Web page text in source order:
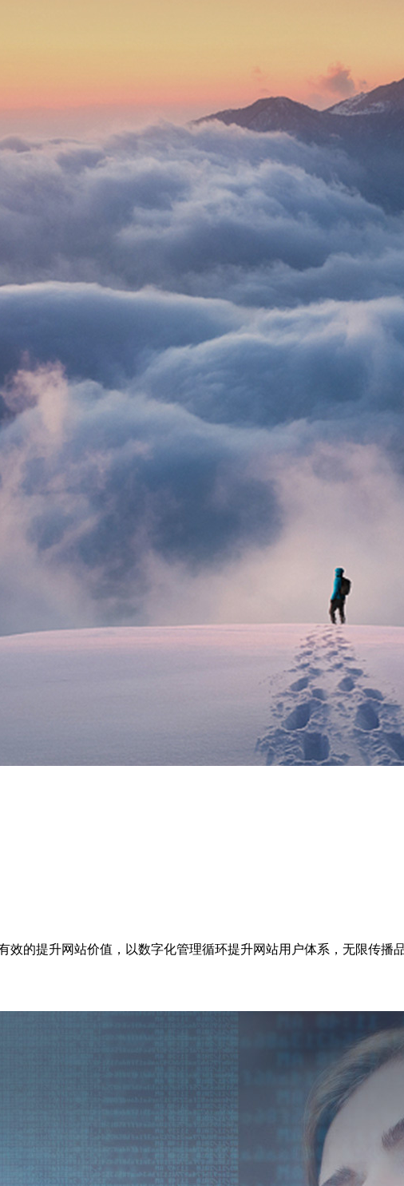
的提升网站价值，以数字化管理循环提升网站用户体系，无限传播